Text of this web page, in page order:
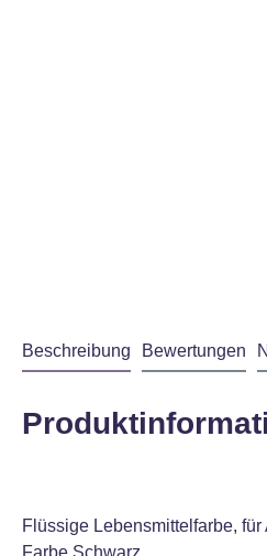
Beschreibung Bewertungen
Flüssige Lebensmittelfarbe,
Farbe Schwarz